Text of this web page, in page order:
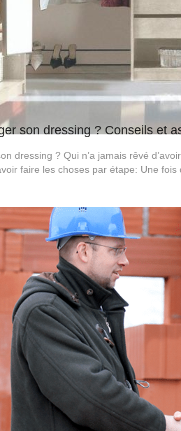
son dressing ? Conseils et
dressing ? Qui n’a jamais rêvé
faire les choses par étape: Une